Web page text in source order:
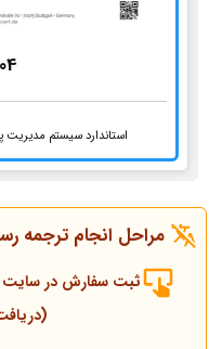
استاندارد سیستم
مراحل انجام ترجمه
ثبت سفارش در سایت